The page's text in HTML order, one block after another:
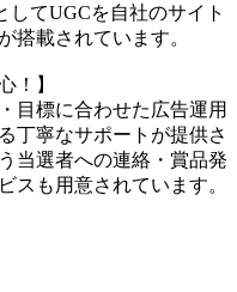
てUGCを自社のサイト
搭載されています。
！】
目標に合わせた広告運用
丁寧なサポートが提供さ
当選者への連絡・賞品発
スも用意されています。